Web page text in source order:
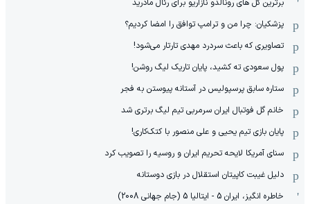
برترین گل های رونالدو نازاریو برای رئال مادرید
پزشکیان: چرا من و ترامپ توافق را امضا کردیم؟
تصاویری که باعث سردرد مهدی تارتار می‌شود!
پول سعودی ته کشید، پایان تاریک لیگ روشن!
ستاره سابق پرسپولیس در آستانه پیوستن به فجر
خانم گل فوتبال ایران سرمربی تیم لیگ برتری شد
پایان بازی تیم یحیی و علی منصور با کتک‌کاری!
سنای آمریکا لایحه تحریم ایران و روسیه را تصویب کرد
دلیل غیبت کاپیتان استقلال در بازی دوستانه
خاطره انگیز، ایران 5 - ایتالیا 5 (جام جهانی 2008)